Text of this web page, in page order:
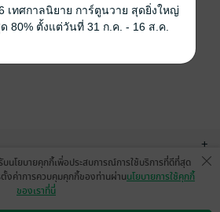
+
บนโยบายคุกกี้เพื่อประสบการณ์การใช้บริการที่ดีที่สุด
งค่าการควบคุมคุกกี้ของท่านผ่านนโยบายการใช้คุกกี้
ของเราที่นี่
เทศกาลนิยาย การ์ตูนวาย สุดยิ่งใหญ่
80% ตั้งแต่วันที่ 31 ก.ค. - 16 ส.ค.